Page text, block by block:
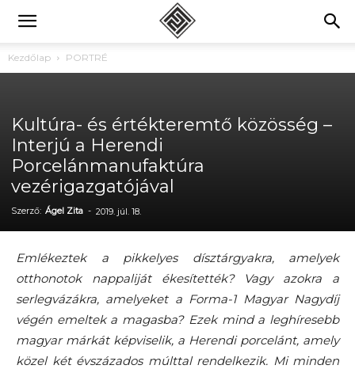
Kezdőlap PORTRÉ
Kultúra- és értékteremtő közösség –
Interjú a Herendi
Porcelánmanufaktúra
vezérigazgatójával
Szerző: Ágel Zita - 2019. júl. 18.
Emlékeztek a pikkelyes dísztárgyakra, amelyek
otthonotok nappaliját ékesítették? Vagy azokra a
serlegvázákra, amelyeket a Forma-1 Magyar Nagydíj
végén emeltek a magasba? Ezek mind a leghíresebb
magyar márkát képviselik, a Herendi porcelánt, amely
közel két évszázados múlttal rendelkezik. Mi minden